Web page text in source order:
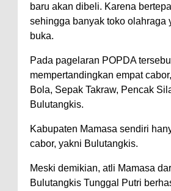
baru akan dibeli. Karena
sehingga banyak toko olahraga
buka.
Pada pagelaran POPDA
mempertandingkan empat
Bola, Sepak Takraw, Pencak
Bulutangkis.
Kabupaten Mamasa sendiri
cabor, yakni Bulutangkis.
Meski demikian, atli Mamasa
Bulutangkis Tunggal Putri